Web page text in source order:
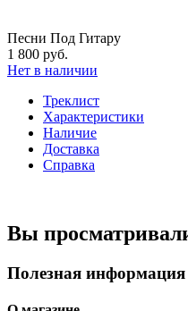
Песни Под Гитару
1 800 руб.
Нет в наличии
Треклист
Характеристики
Наличие
Доставка
Справка
Вы
Полезная информация